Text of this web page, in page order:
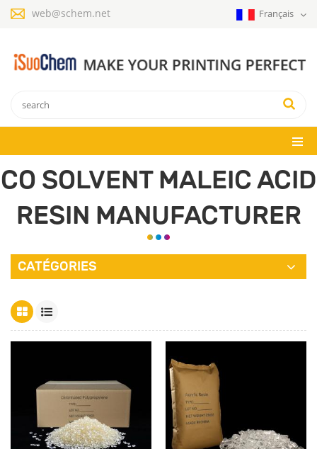
web@schem.net Français
CO SOLVENT MALEIC ACID
RESIN MANUFACTURER
CATÉGORIES